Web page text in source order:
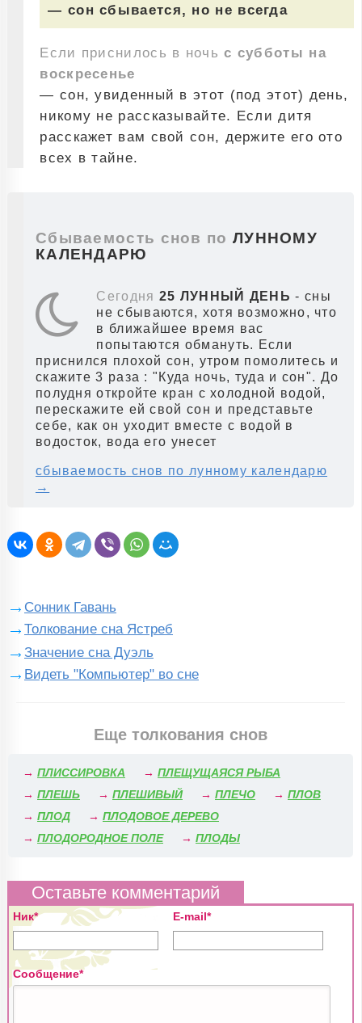
— сон сбывается, но не всегда
Если приснилось в ночьс субботы на
воскресенье
— сон, увиденный в этот (под этот) день,
никому не рассказывайте. Если дитя
расскажет вам свой сон, держите его ото
всех в тайне.
Сбываемость снов по ЛУННОМУ
КАЛЕНДАРЮ
Сегодня 25 ЛУННЫЙ ДЕНЬ - сны
не сбываются, хотя возможно, что
в ближайшее время вас
попытаются обмануть. Если
приснился плохой сон, утром помолитесь и
скажите 3 раза : "Куда ночь, туда и сон". До
полудня откройте кран с холодной водой,
перескажите ей свой сон и представьте
себе, как он уходит вместе с водой в
водосток, вода его унесет
сбываемость снов по лунному календарю
→
Сонник Гавань
Толкование сна Ястреб
Значение сна Дуэль
Видеть "Компьютер" во сне
Еще толкования снов
→ ПЛИССИРОВКА → ПЛЕЩУЩАЯСЯ РЫБА
→ ПЛЕШЬ → ПЛЕШИВЫЙ → ПЛЕЧО → ПЛОВ
→ ПЛОД → ПЛОДОВОЕ ДЕРЕВО
→ ПЛОДОРОДНОЕ ПОЛЕ → ПЛОДЫ
Оставьте комментарий
Ник* E-mail*
Сообщение*